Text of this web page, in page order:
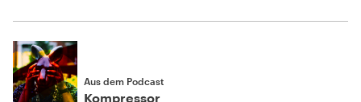
Aus dem Podcast
Kompressor